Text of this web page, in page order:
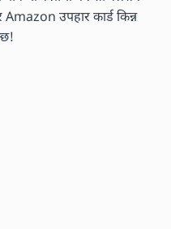
Amazon उपहार कार्ड किन्न